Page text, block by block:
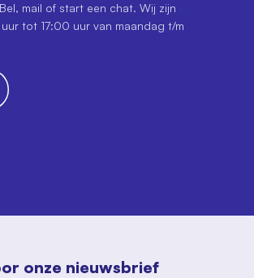
onze nieuwsbrief
mail of start een chat. Wij zijn
tot 17:00 uur van maandag t/m